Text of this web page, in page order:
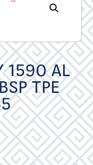
1590 AL
TPE